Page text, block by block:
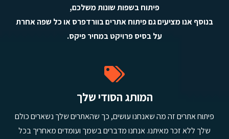
פיתוח בשפות שונות משלכם,
בנוסף אנו מציעים גם פיתוח אתרים בוורדפרס או כל שפה אחרת
על בסיס פרויקט במחיר פיקס.
המותג הסודי שלך
פיתוח אתרים זה מה שאנחנו עושים, כך שהאתרים שלך נשארים כולם
שלך ללא זכר מאיתנו. אנחנו מדברים בשמך ועומדים מאחריך בכל